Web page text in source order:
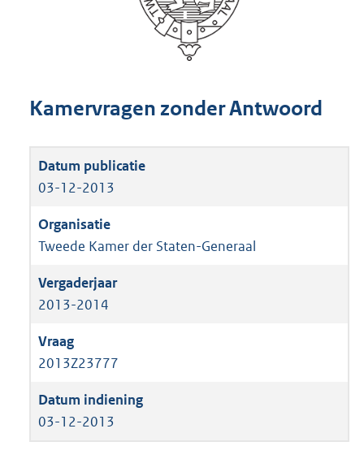
Kamervragen zonder Antwoord
03-12-2013
Tweede Kamer der Staten-Generaal
2013-2014
2013Z23777
03-12-2013